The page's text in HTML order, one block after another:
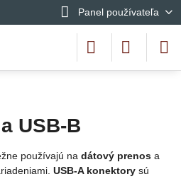
Panel používateľa
USB-B
používajú na dátový prenos a
USB-A konektory sú